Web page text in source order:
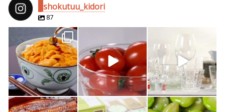
shokutuu_kidori
87
shokutuu_kidori
4月 25 2月 14
shokutuu_kidori
2月 13
shokutuu_kidori shokutuu_kidori shokutuu_kidori